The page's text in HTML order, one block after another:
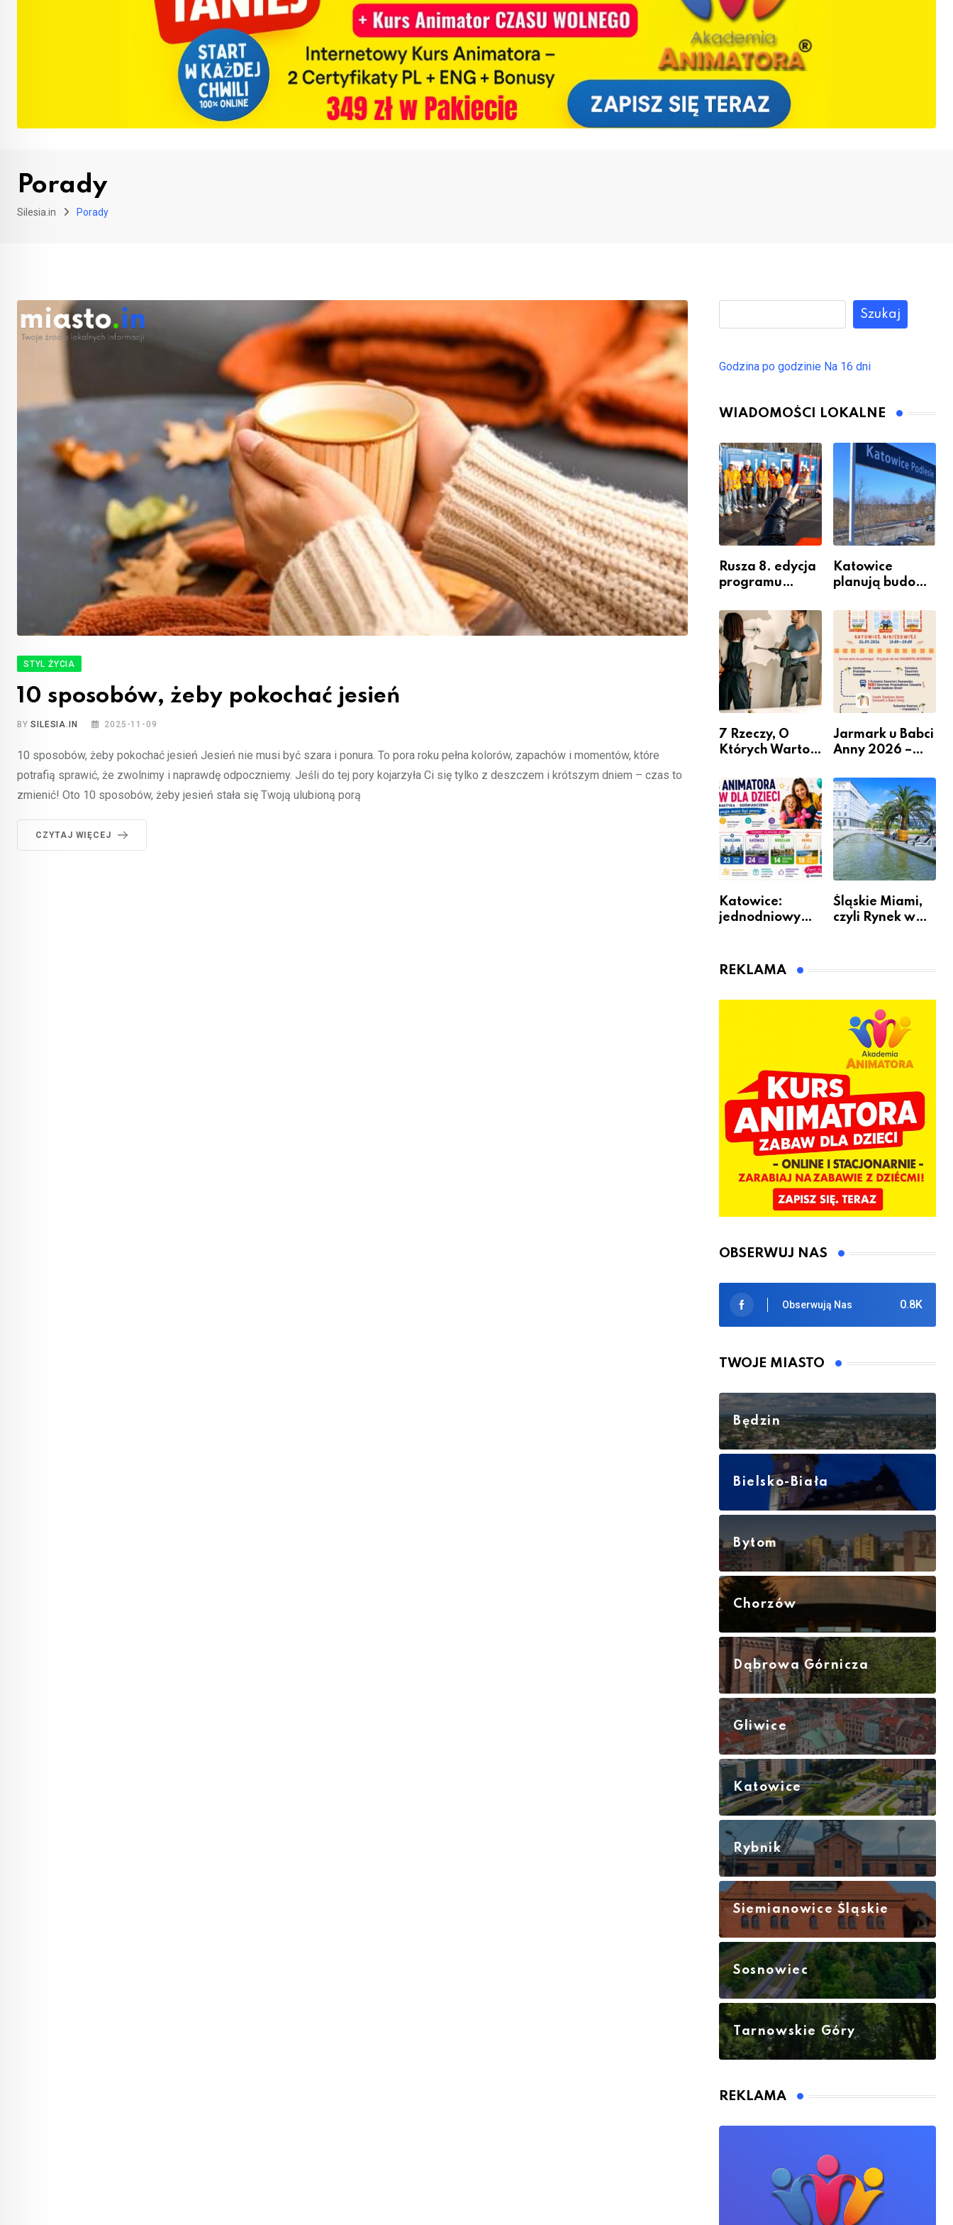
Porady
Silesia.in Porady
STYL ŻYCIA
10 sposobów, żeby pokochać jesień
BYSILESIA.IN 2025-11-09
10 sposobów, żeby pokochać jesień Jesień nie musi być szara i ponura. To pora roku pełna kolorów, zapachów i momentów, które
potrafią sprawić, że zwolnimy i naprawdę odpoczniemy. Jeśli do tej pory kojarzyła Ci się tylko z deszczem i krótszym dniem – czas to
zmienić! Oto 10 sposobów, żeby jesień stała się Twoją ulubioną porą
CZYTAJ WIĘCEJ
Szukaj
Godzina po godzinie Na 16 dni
WIADOMOŚCI LOKALNE
Rusza 8. edycja
programu
Miastem
Fachowców” –
nabór dla
przedsiębiorców
Katowice
planują budowę
przesiadkoweg
o w Podlesiu
7 Rzeczy, O
Których Warto
Remontem
Mieszkania
Jarmark u Babci
Anny 2026 –
Katowice:
jednodniowy
animatora
Śląskie Miami,
czyli Rynek w
REKLAMA
OBSERWUJ NAS
0.8K
Obserwują Nas
TWOJE MIASTO
Będzin
Bielsko-Biała
Bytom
Chorzów
Dąbrowa Górnicza
Gliwice
Katowice
Rybnik
Siemianowice Śląskie
Sosnowiec
Tarnowskie Góry
REKLAMA